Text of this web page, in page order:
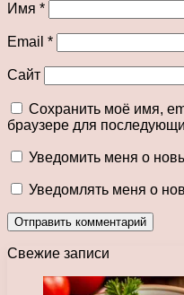
Имя *
Email *
Сайт
Сохранить моё имя,
браузере для
Уведомить меня о
Уведомлять меня о
Свежие записи